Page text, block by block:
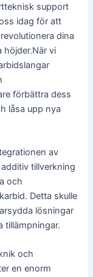
support
idag för att
dina
höjder.När vi
förbättra dess
låsa upp nya
av
tillverkning
och
Detta skulle
lösningar
tillämpningar.
och
en enorm